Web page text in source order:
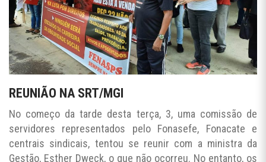
REUNIÃO NA SRT/MGI
No começo da tarde desta terça, 3, uma comissão de
servidores representados pelo Fonasefe, Fonacate e
centrais sindicais, tentou se reunir com a ministra da
Gestão, Esther Dweck, o que não ocorreu. No entanto, os